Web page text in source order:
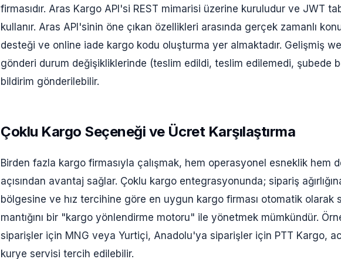
firmasıdır. Aras Kargo API'si REST mimarisi üzerine kuruludur ve JWT
kullanır. Aras API'sinin öne çıkan özellikleri arasında gerçek zamanlı
desteği ve online iade kargo kodu oluşturma yer almaktadır. Gelişmiş
gönderi durum değişikliklerinde (teslim edildi, teslim edilemedi, şubede
bildirim gönderilebilir.
Çoklu Kargo Seçeneği ve Ücret Karşılaştırma
Birden fazla kargo firmasıyla çalışmak, hem operasyonel esneklik hem
açısından avantaj sağlar. Çoklu kargo entegrasyonunda; sipariş
bölgesine ve hız tercihine göre en uygun kargo firması otomatik olarak
mantığını bir "kargo yönlendirme motoru" ile yönetmek mümkündür.
siparişler için MNG veya Yurtiçi, Anadolu'ya siparişler için PTT Kargo,
kurye servisi tercih edilebilir.